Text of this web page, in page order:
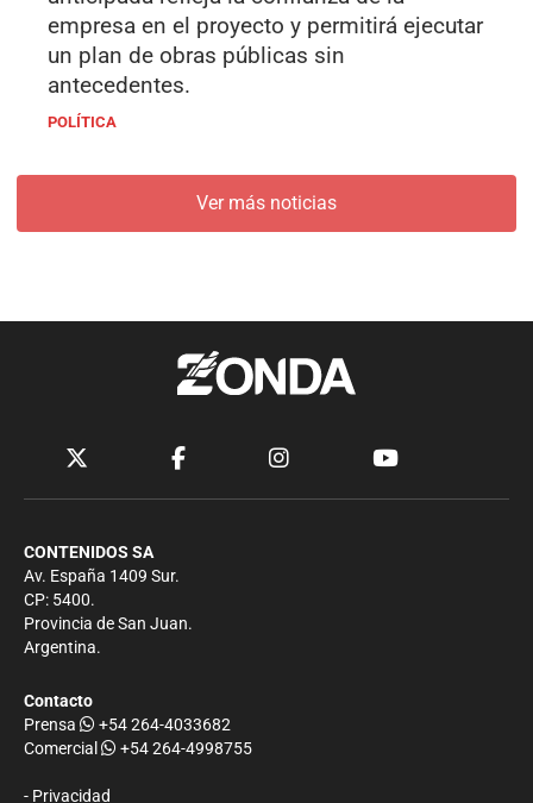
empresa en el proyecto y permitirá ejecutar
un plan de obras públicas sin
antecedentes.
POLÍTICA
Ver más noticias
CONTENIDOS SA
Av. España 1409 Sur.
CP: 5400.
Provincia de San Juan.
Argentina.
Contacto
Prensa
+54 264-4033682
Comercial
+54 264-4998755
- Privacidad